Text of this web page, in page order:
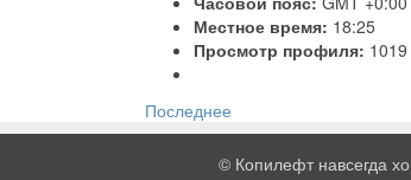
Местное время: 18:25
Просмотр профиля: 1019
Последнее
© Копилефт навсегда